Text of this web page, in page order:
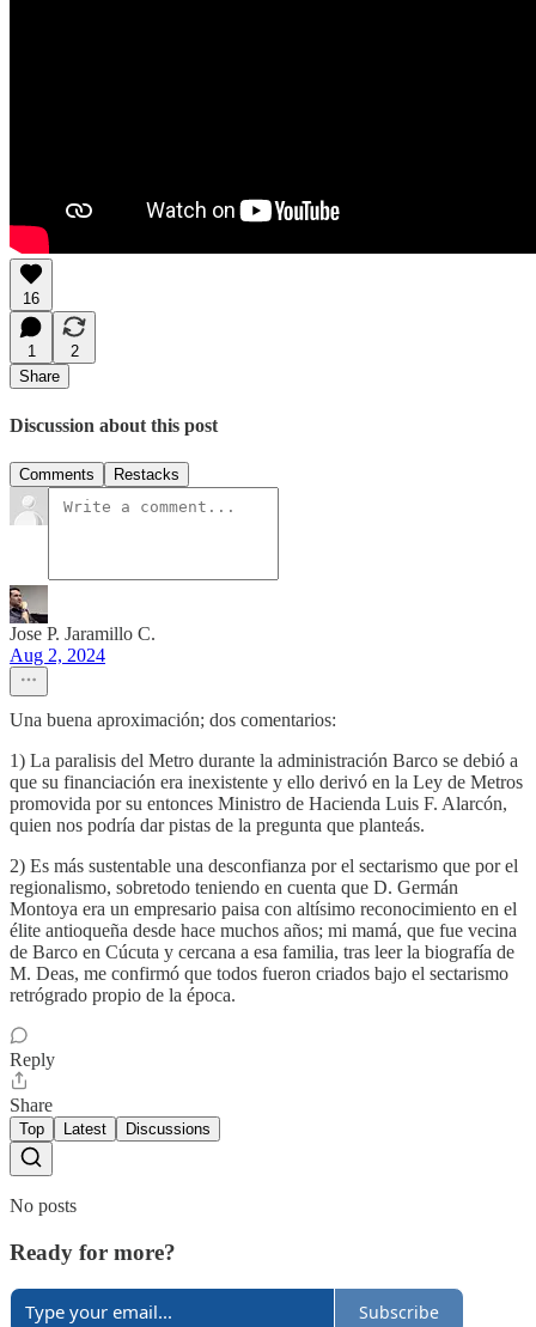
16
1
2
Share
Discussion about this post
Comments Restacks
Jose P. Jaramillo C.
Aug 2, 2024
Una buena aproximación; dos comentarios:
1) La paralisis del Metro durante la administración Barco se debió a
que su financiación era inexistente y ello derivó en la Ley de Metros
promovida por su entonces Ministro de Hacienda Luis F. Alarcón,
quien nos podría dar pistas de la pregunta que planteás.
2) Es más sustentable una desconfianza por el sectarismo que por el
regionalismo, sobretodo teniendo en cuenta que D. Germán
Montoya era un empresario paisa con altísimo reconocimiento en el
élite antioqueña desde hace muchos años; mi mamá, que fue vecina
de Barco en Cúcuta y cercana a esa familia, tras leer la biografía de
M. Deas, me confirmó que todos fueron criados bajo el sectarismo
retrógrado propio de la época.
Reply
Share
Top Latest Discussions
No posts
Ready for more?
Subscribe